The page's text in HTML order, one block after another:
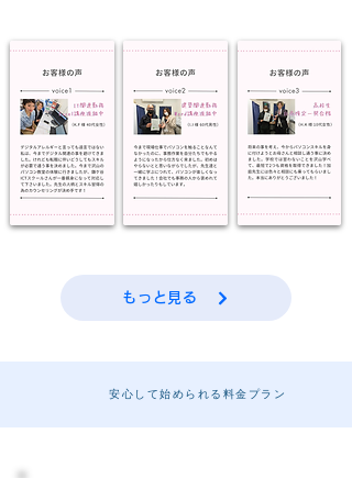
もっと見る
安心して始められる料金プラン